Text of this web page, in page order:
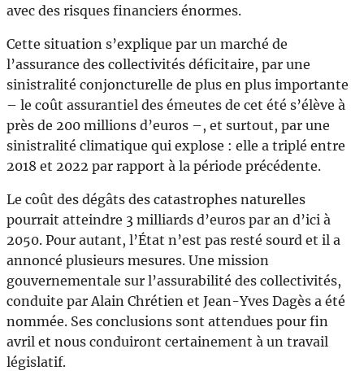
avec des risques financiers énormes.
Cette situation s’explique par un marché de
l’assurance des collectivités déficitaire, par une
sinistralité conjoncturelle de plus en plus importante
– le coût assurantiel des émeutes de cet été s’élève à
près de 200 millions d’euros –, et surtout, par une
sinistralité climatique qui explose : elle a triplé entre
2018 et 2022 par rapport à la période précédente.
Le coût des dégâts des catastrophes naturelles
pourrait atteindre 3 milliards d’euros par an d’ici à
2050. Pour autant, l’État n’est pas resté sourd et il a
annoncé plusieurs mesures. Une mission
gouvernementale sur l’assurabilité des collectivités,
conduite par Alain Chrétien et Jean-Yves Dagès a été
nommée. Ses conclusions sont attendues pour fin
avril et nous conduiront certainement à un travail
législatif.